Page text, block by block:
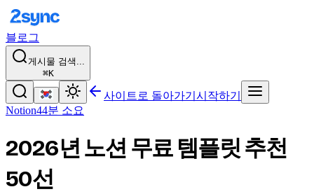
블로그
게시물 검색...
⌘K
사이트로 돌아가기 시작하기
Notion44분 소요
2026년 노션 무료 템플릿 추천
50선